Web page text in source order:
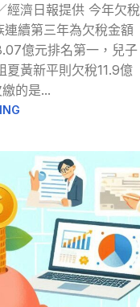
經濟日報提供 今年欠稅
續第三年為欠稅金額
億元排名第一，兒子
夏黃新平則欠稅11.9億
的是...